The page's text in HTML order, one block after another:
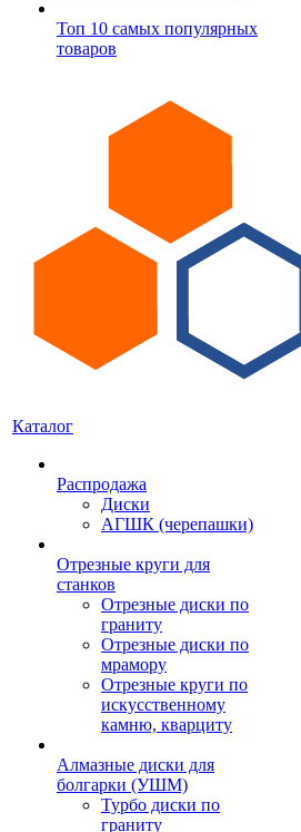
Топ 10 самых популярных
товаров
Каталог
Распродажа
Диски
АГШК (черепашки)
Отрезные круги для
станков
Отрезные диски по
граниту
Отрезные диски по
мрамору
Отрезные круги по
искусственному
камню, кварциту
Алмазные диски для
болгарки (УШМ)
Турбо диски по
граниту